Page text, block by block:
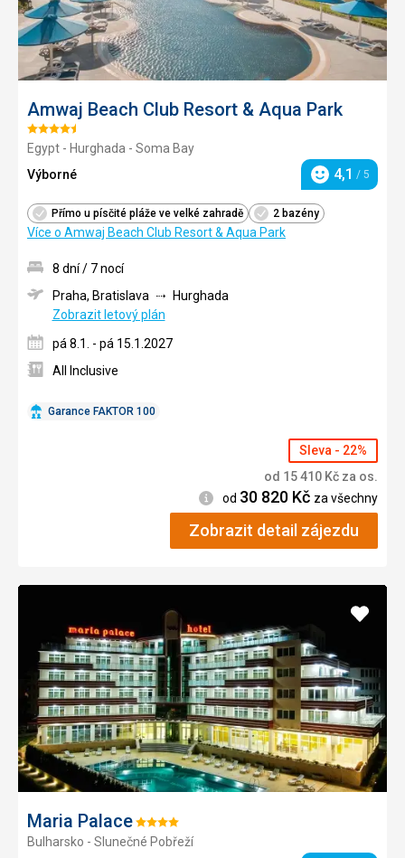
Amwaj Beach Club Resort & Aqua Park
Hodnocení:
4.5/5
Egypt - Hurghada - Soma Bay
Výborné
Hodnocení
4,1 / 5
Přímo u písčité pláže ve velké zahradě 2 bazény
Více o Amwaj Beach Club Resort & Aqua Park
Garance FAKTOR 100
8 dní / 7 nocí
Praha, Bratislava
Hurghada
Zobrazit letový plán
pá 8.1. - pá 15.1.2027
All Inclusive
Sleva - 22%
od 15 410 Kč za os.
Informace
od 30 820 Kč za všechny
Zobrazit detail zájezdu
Maria PalaceHodnocení:
4/5
Bulharsko - Slunečné Pobřeží
Přidat